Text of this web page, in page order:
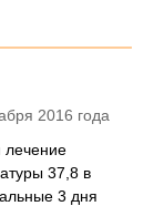
2016 года
лечение
37,8 в
3 дня